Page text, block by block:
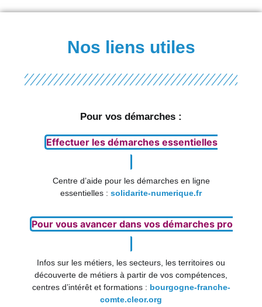
Nos liens utiles
Pour vos démarches :
Effectuer les démarches essentielles
Centre d’aide pour les démarches en ligne
essentielles : solidarite-numerique.fr
Pour vous avancer dans vos démarches pro
Infos sur les métiers, les secteurs, les territoires ou
découverte de métiers à partir de vos compétences,
centres d’intérêt et formations : bourgogne-franche-
comte.cleor.org